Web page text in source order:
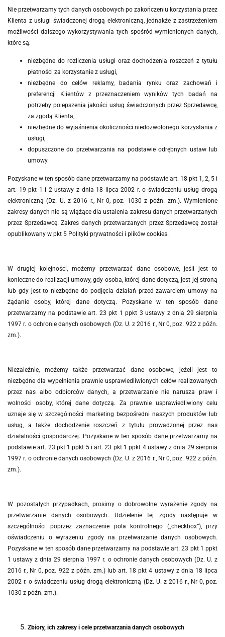
Nie przetwarzamy tych danych osobowych po zakończeniu korzystania przez
Klienta z usługi świadczonej drogą elektroniczną, jednakże z zastrzeżeniem
możliwości dalszego wykorzystywania tych spośród wymienionych danych,
które są:
niezbędne do rozliczenia usługi oraz dochodzenia roszczeń z tytułu
płatności za korzystanie z usługi,
niezbędne do celów reklamy, badania rynku oraz zachowań i
preferencji Klientów z przeznaczeniem wyników tych badań na
potrzeby polepszenia jakości usług świadczonych przez Sprzedawcę,
za zgodą Klienta,
niezbędne do wyjaśnienia okoliczności niedozwolonego korzystania z
usługi,
dopuszczone do przetwarzania na podstawie odrębnych ustaw lub
umowy.
Pozyskane w ten sposób dane przetwarzamy na podstawie art. 18 pkt 1, 2, 5 i
art. 19 pkt 1 i 2ustawy z dnia 18 lipca 2002 r. o świadczeniu usług drogą
elektroniczną (Dz. U. z 2016 r., Nr 0, poz. 1030 z późn. zm.). Wymienione
zakresy danych nie są wiążące dla ustalenia zakresu danych przetwarzanych
przez Sprzedawcę. Zakres danych przetwarzanych przez Sprzedawcę został
opublikowany w pkt 5 Polityki prywatności i plików cookies.
W drugiej kolejności, możemy przetwarzać dane osobowe, jeśli
jest to
konieczne do realizacji umowy, gdy osoba, której dane dotyczą, jest jej stroną
lub gdy jest to niezbędne do podjęcia działań przed zawarciem umowy na
żądanie osoby, której dane dotyczą.
Pozyskane w ten sposób dane
przetwarzamy na podstawie art. 23 pkt 1 ppkt 3 ustawy z dnia 29 sierpnia
1997 r. o ochronie danych osobowych (Dz. U. z 2016 r., Nr 0, poz. 922 z późn.
zm.).
Niezależnie, możemy także przetwarzać dane osobowe, jeżeli jest to
niezbędne dla wypełnienia prawnie usprawiedliwionych celów realizowanych
przez nas albo odbiorców danych, a przetwarzanie nie narusza praw i
wolności osoby, której dane dotyczą. Za prawnie usprawiedliwiony celu
uznaje się w szczególności marketing bezpośredni naszych produktów lub
usług, a także dochodzenie roszczeń z tytułu prowadzonej przez nas
działalności gospodarczej. Pozyskane w ten sposób dane przetwarzamy na
podstawie art. 23 pkt 1 ppkt 5 i art. 23 pkt 1 ppkt 4 ustawy z dnia 29 sierpnia
1997 r. o ochronie danych osobowych (Dz. U. z 2016 r., Nr 0, poz. 922 z późn.
zm.).
W pozostałych przypadkach, prosimy o dobrowolne wyrażenie zgody na
przetwarzanie danych osobowych. Udzielenie tej zgody następuje w
szczególności poprzez zaznaczenie pola kontrolnego („checkbox”), przy
oświadczeniu o wyrażeniu zgody na przetwarzanie danych osobowych.
Pozyskane w ten sposób dane przetwarzamy na podstawie art.23 pkt 1 ppkt
1 ustawy z dnia 29 sierpnia 1997 r. o ochronie danych osobowych (Dz. U. z
2016 r., Nr 0, poz. 922 z późn. zm.) lub art. 18 pkt 4 ustawy z dnia 18 lipca
2002 r. o świadczeniu usług drogą elektroniczną (Dz. U. z 2016 r., Nr 0, poz.
1030 z późn. zm.).
Zbiory, ich zakresy i cele przetwarzania danych osobowych